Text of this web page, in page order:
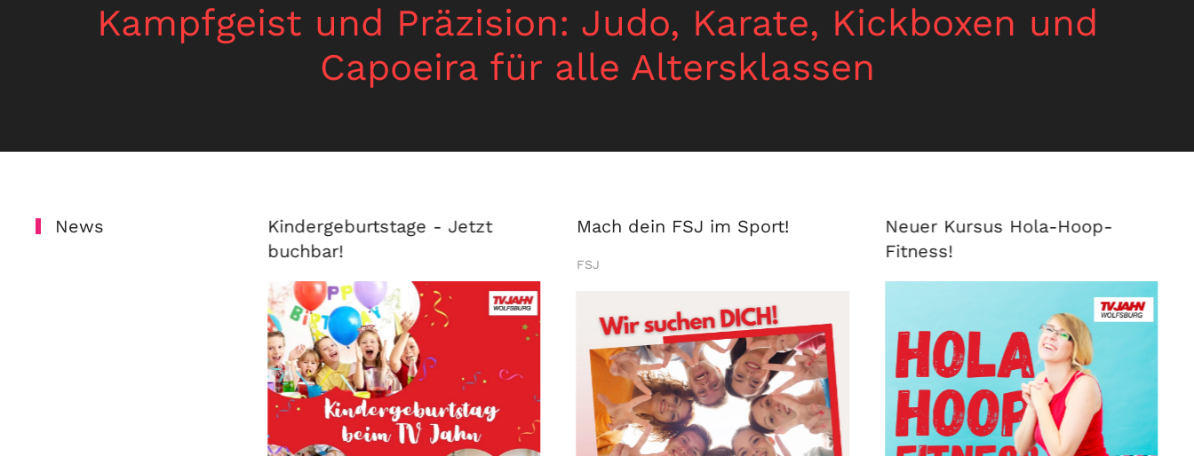
Kampfgeist und Präzision: Judo, Karate, Kickboxen und
Capoeira für alle Altersklassen
News
Neuer Kursus Hola-Hoop-
Fitness!
2026
Kindergeburtstage - Jetzt
buchbar!
Mach dein FSJ im Sport!
FSJ